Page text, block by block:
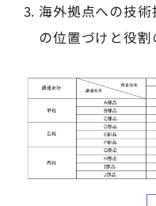
海外拠点への技
の位置づけと役割